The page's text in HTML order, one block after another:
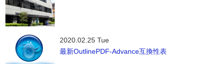
2020.02.25 Tue
最新OutlinePDF-Advance互換性表